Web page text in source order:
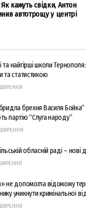
кажуть свідки, Антон
автотрощу у центрі
та найгірші школи
та статистикою
брехня Василя
партію “Слуга народу”
обласній раді – нові
не допомогла відомому
уникнути кримінальної